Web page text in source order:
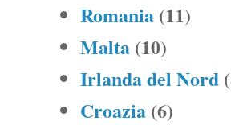
Romania (11)
Malta (10)
Irlanda del Nord
Croazia (6)